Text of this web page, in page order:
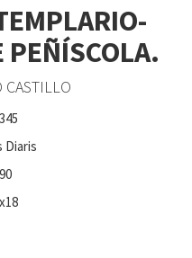
PEÑÍSCOLA.
Diaris